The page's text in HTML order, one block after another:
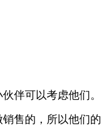
伴可以考虑他们。
售的，所以他们的